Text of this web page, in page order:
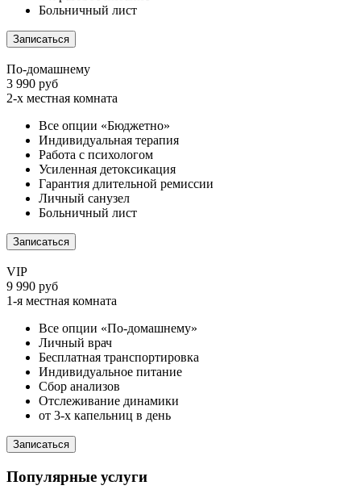
Больничный лист
Записаться
По-домашнему
3 990 руб
2-х местная комната
Все опции «Бюджетно»
Индивидуальная терапия
Работа с психологом
Усиленная детоксикация
Гарантия длительной ремиссии
Личный санузел
Больничный лист
Записаться
VIP
9 990 руб
1-я местная комната
Все опции «По-домашнему»
Личный врач
Бесплатная транспортировка
Индивидуальное питание
Сбор анализов
Отслеживание динамики
от 3-х капельниц в день
Записаться
Популярные услуги